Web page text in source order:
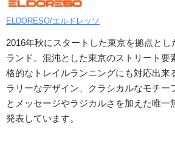
ELDORESO/エルドレッソ
2016年秋にスタートした東京を拠点と
ランド。混沌とした東京のストリート要
格的なトレイルランニングにも対応出来
ラリーなデザイン、クラシカルなモチー
とメッセージやラジカルさを加えた唯一
発表しています。